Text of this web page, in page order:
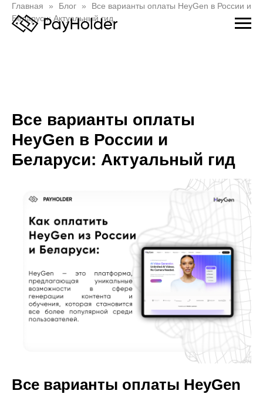
Главная Блог
Все варианты оплаты HeyGen в России и
Беларуси: Актуальный гид
Все варианты оплаты
HeyGen в России и
Беларуси: Актуальный гид
Все варианты оплаты HeyGen